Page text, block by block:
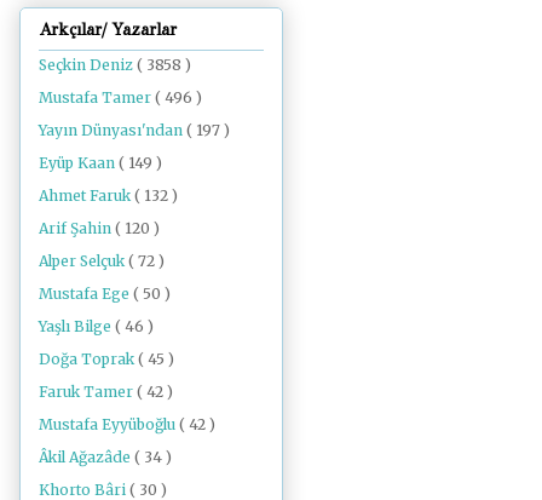
Arkçılar/ Yazarlar
Seçkin Deniz ( 3858 )
Mustafa Tamer ( 496 )
Yayın Dünyası'ndan ( 197 )
Eyüp Kaan ( 149 )
Ahmet Faruk ( 132 )
Arif Şahin ( 120 )
Alper Selçuk ( 72 )
Mustafa Ege ( 50 )
Yaşlı Bilge ( 46 )
Doğa Toprak ( 45 )
Faruk Tamer ( 42 )
Mustafa Eyyüboğlu ( 42 )
Âkil Ağazâde ( 34 )
Khorto Bâri ( 30 )